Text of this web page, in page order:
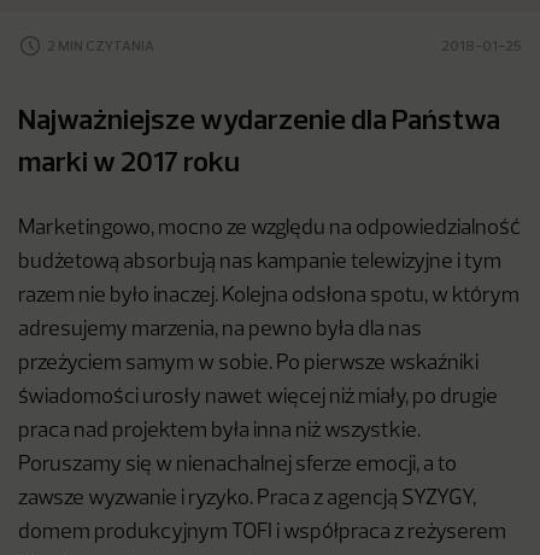
2 MIN CZYTANIA 2018-01-25
Najważniejsze wydarzenie dla Państwa
marki w 2017 roku
Marketingowo, mocno ze względu na odpowiedzialność
budżetową absorbują nas kampanie telewizyjne i tym
razem nie było inaczej. Kolejna odsłona spotu, w którym
adresujemy marzenia, na pewno była dla nas
przeżyciem samym w sobie. Po pierwsze wskaźniki
świadomości urosły nawet więcej niż miały, po drugie
praca nad projektem była inna niż wszystkie.
Poruszamy się w nienachalnej sferze emocji, a to
zawsze wyzwanie i ryzyko. Praca z agencją SYZYGY,
domem produkcyjnym TOFI i współpraca z reżyserem